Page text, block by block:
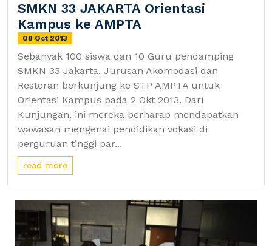
SMKN 33 JAKARTA Orientasi
Kampus ke AMPTA
08 Oct 2013
Sebanyak 100 siswa dan 10 Guru pendamping
SMKN 33 Jakarta, Jurusan Akomodasi dan
Restoran berkunjung ke STP AMPTA untuk
Orientasi Kampus pada 2 Okt 2013. Dari
Kunjungan, ini mereka berharap mendapatkan
wawasan mengenai pendidikan vokasi di
perguruan tinggi par...
read more